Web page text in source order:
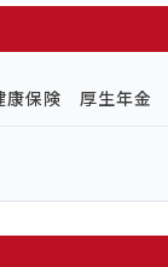
保険 厚生年金